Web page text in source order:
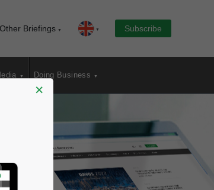
Other Briefings Subscribe
Doing Business
×